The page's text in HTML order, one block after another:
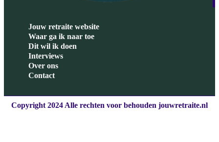
Jouw retraite website
Waar ga ik naar toe
Dit wil ik doen
Interviews
Over ons
Contact
Copyright 2024 Alle rechten voor behouden jouwretraite.nl